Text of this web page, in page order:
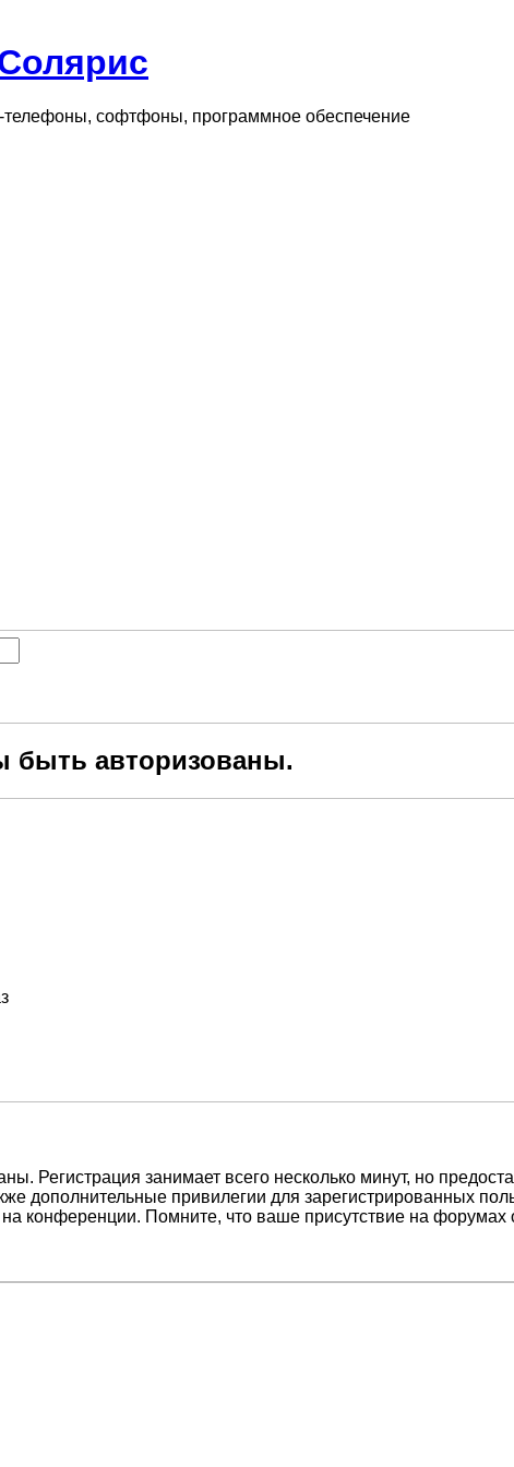
софтфоны, программное обеспечение
авторизованы.
Регистрация занимает всего несколько минут, но
дополнительные привилегии для зарегистрированных
конференции. Помните, что ваше присутствие на форумах